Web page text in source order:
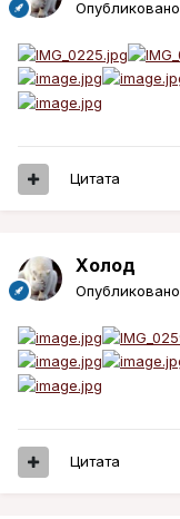
Опубликовано
Цитата
Холод
Опубликовано
Цитата